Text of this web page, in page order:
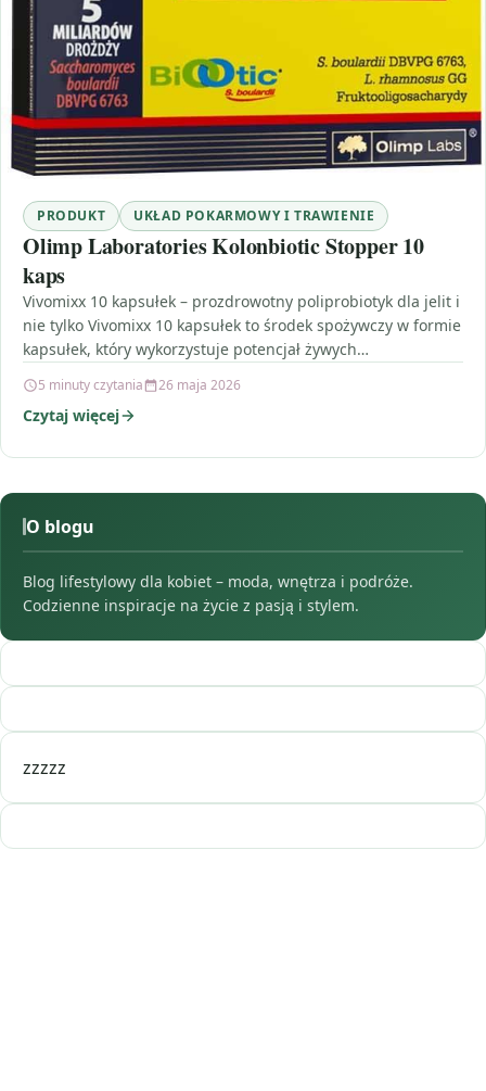
PRODUKT UKŁAD POKARMOWY I TRAWIENIE
Olimp Laboratories Kolonbiotic Stopper 10
kaps
Vivomixx 10 kapsułek – prozdrowotny poliprobiotyk dla jelit i
nie tylko Vivomixx 10 kapsułek to środek spożywczy w formie
kapsułek, który wykorzystuje potencjał żywych…
5 minuty czytania 26 maja 2026
Czytaj więcej
O blogu
Blog lifestylowy dla kobiet – moda, wnętrza i podróże.
Codzienne inspiracje na życie z pasją i stylem.
zzzzz